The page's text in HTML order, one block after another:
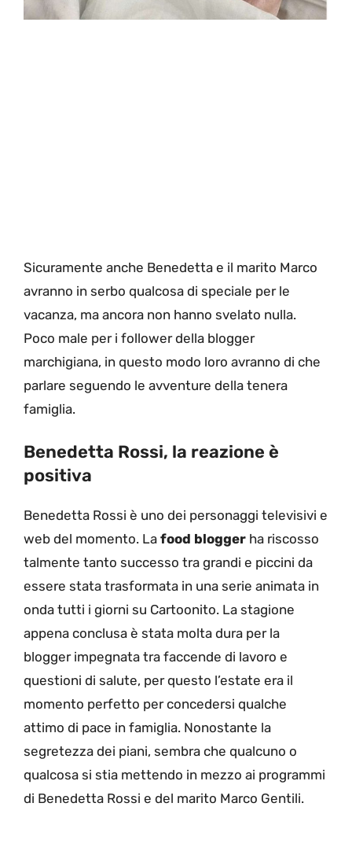
Sicuramente anche Benedetta e il marito Marco
avranno in serbo qualcosa di speciale per le
vacanza, ma ancora non hanno svelato nulla.
Poco male per i follower della blogger
marchigiana, in questo modo loro avranno di che
parlare seguendo le avventure della tenera
famiglia.
Benedetta Rossi, la reazione è
positiva
Benedetta Rossi è uno dei personaggi televisivi e
web del momento. La food blogger ha riscosso
talmente tanto successo tra grandi e piccini da
essere stata trasformata in una serie animata in
onda tutti i giorni su Cartoonito. La stagione
appena conclusa è stata molta dura per la
blogger impegnata tra faccende di lavoro e
questioni di salute, per questo l’estate era il
momento perfetto per concedersi qualche
attimo di pace in famiglia. Nonostante la
segretezza dei piani, sembra che qualcuno o
qualcosa si stia mettendo in mezzo ai programmi
di Benedetta Rossi e del marito Marco Gentili.